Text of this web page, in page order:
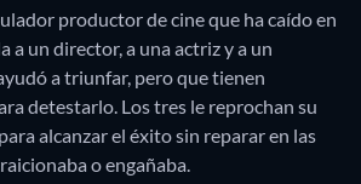
productor de cine que ha caído en
a un director, a una actriz y a un
a triunfar, pero que tienen
detestarlo. Los tres le reprochan su
alcanzar el éxito sin reparar en las
o engañaba.